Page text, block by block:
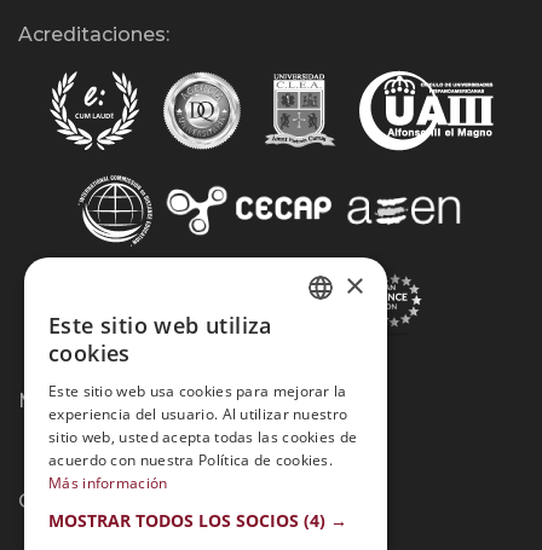
Acreditaciones:
Métodos de Pago:
Contacto:
×
Este sitio web utiliza
cookies
Este sitio web usa cookies para mejorar la
experiencia del usuario. Al utilizar nuestro
sitio web, usted acepta todas las cookies de
acuerdo con nuestra Política de cookies.
Más información
MOSTRAR TODOS LOS SOCIOS (4) →